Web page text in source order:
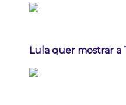
Lula quer mostrar